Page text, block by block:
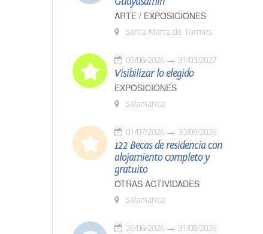
ARTE / EXPOSICIONES
Santa Marta de Tormes
05/06/2026 31/03/2027
Visibilizar lo elegido
EXPOSICIONES
Salamanca
01/07/2026 30/09/2026
122 Becas de residencia con
alojamiento completo y
gratuito
OTRAS ACTIVIDADES
Salamanca
26/06/2026 31/08/2026